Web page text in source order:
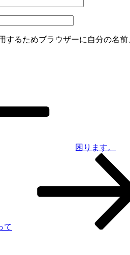
するためブラウザーに自分の名
困ります。
て